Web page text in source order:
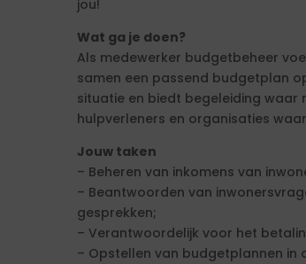
jou!
Wat ga je doen?
Als medewerker budgetbeheer
samen een passend budgetplan
situatie en biedt begeleiding
hulpverleners en organisaties
Jouw taken
– Beheren van inkomens van
– Beantwoorden van
gesprekken;
– Verantwoordelijk voor het
– Opstellen van budgetplannen in